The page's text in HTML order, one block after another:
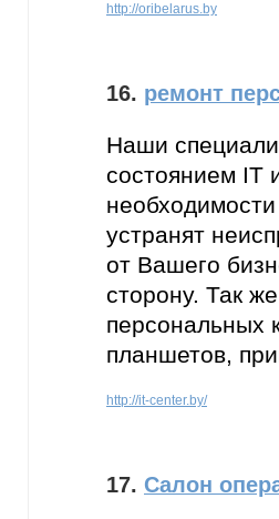
http://oribelarus.by
16. ремонт
Наши
состоянием IT
устранят
от Вашего
сторону. Так
персональных
планшетов,
http://it-center.by/
17. Салон